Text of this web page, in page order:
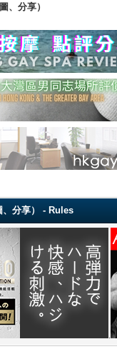
、分享）
分享） - Rules